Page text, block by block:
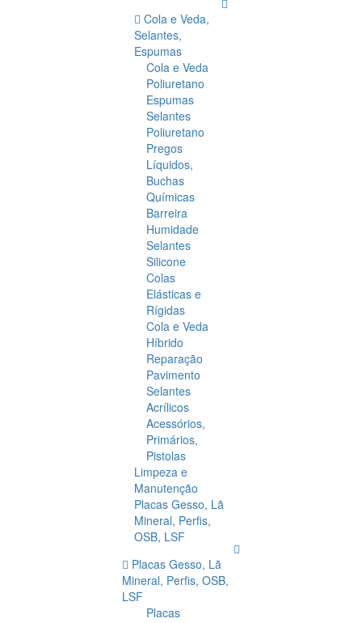
Cola e Veda,
Selantes,
Espumas
Cola e Veda
Poliuretano
Espumas
Selantes
Poliuretano
Pregos
Líquidos,
Buchas
Químicas
Barreira
Humidade
Selantes
Silicone
Colas
Elásticas e
Rígidas
Cola e Veda
Híbrido
Reparação
Pavimento
Selantes
Acrílicos
Acessórios,
Primários,
Pistolas
Limpeza e
Manutenção
Placas Gesso, Lã
Mineral, Perfis,
OSB, LSF
Placas Gesso, Lã
Mineral, Perfis, OSB,
LSF
Placas